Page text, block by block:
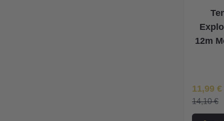
12m
Īpaša
11,99 €
14,10 €